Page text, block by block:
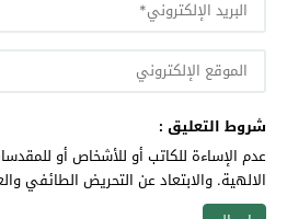
شروط التعليق :
عدم الإساءة للكاتب أو للأشخاص أو
الالهية. والابتعاد عن التحريض الطائفي